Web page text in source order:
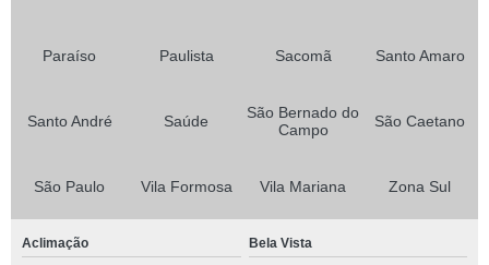
Paraíso Paulista Sacomã Santo Amaro
Santo André Saúde
São Bernado do
Campo
São Caetano
São Paulo Vila Formosa Vila Mariana Zona Sul
Aclimação Bela Vista